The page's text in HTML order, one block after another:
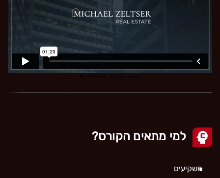
למי מתאים הקורס?
משקיעים